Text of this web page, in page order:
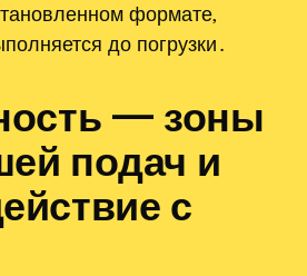
формате,
до погрузки․
— зоны
подач и
с